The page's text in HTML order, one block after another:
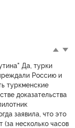
Да, турки
Россию и
туркменские
доказательства
заявила, что это
несколько часов